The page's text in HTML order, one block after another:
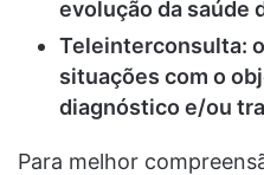
evolução da saúde
Teleinterconsulta:
situações com o
diagnóstico e/ou
Para melhor